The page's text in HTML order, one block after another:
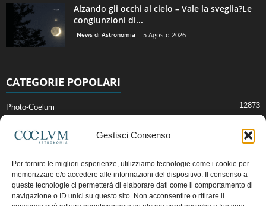
Gestisci Consenso
Per fornire le migliori esperienze, utilizziamo tecnologie come i cookie per
memorizzare e/o accedere alle informazioni del dispositivo. Il consenso a
queste tecnologie ci permetterà di elaborare dati come il comportamento di
navigazione o ID unici su questo sito. Non acconsentire o ritirare il
Alzando gli occhi al cielo – Vale la sveglia?Le
congiunzioni di...
News di Astronomia 5 Agosto 2026
CATEGORIE POPOLARI
Photo-Coelum 12873
News di Astronomia 2409
Cielo del Mese
Astronomia, Astrofisica e Cosmologia
Articoli e Risorse On-Line